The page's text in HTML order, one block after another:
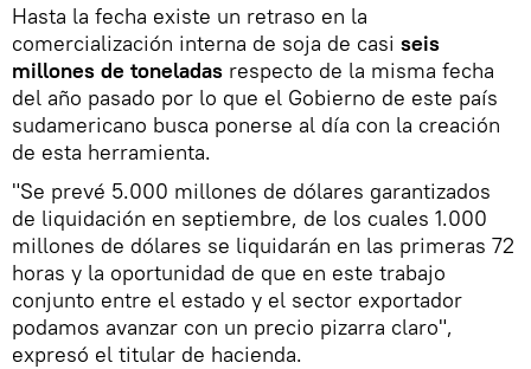
Hasta la fecha existe un retraso en la
comercialización interna de soja de casi seis
millones de toneladas respecto de la misma fecha
del año pasado por lo que el Gobierno de este país
sudamericano busca ponerse al día con la creación
de esta herramienta.
"Se prevé 5.000 millones de dólares garantizados
de liquidación en septiembre, de los cuales 1.000
millones de dólares se liquidarán en las primeras 72
horas y la oportunidad de que en este trabajo
conjunto entre el estado y el sector exportador
podamos avanzar con un precio pizarra claro",
expresó el titular de hacienda.